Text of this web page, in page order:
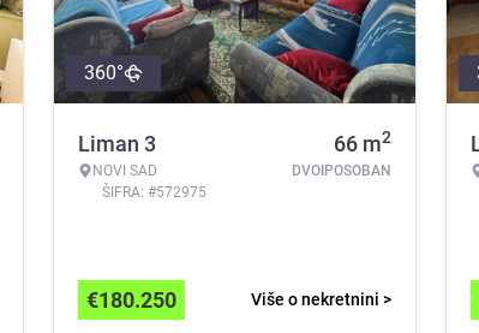
360°
Liman 3
NOVI SAD
ŠIFRA: #572975
66 m2
DVOIPOSOBAN
Više o nekretnini >
€180.250